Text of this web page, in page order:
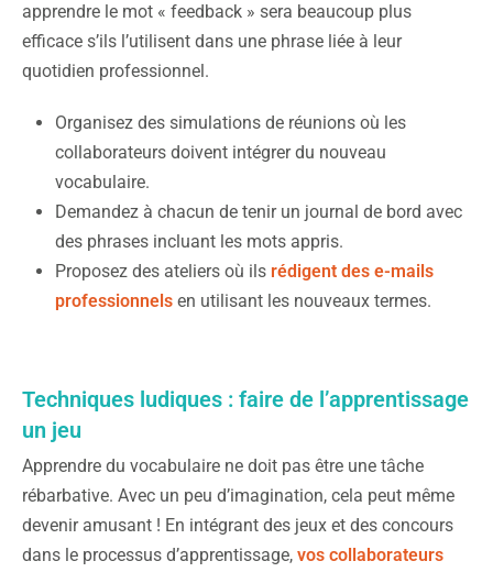
apprendre le mot « feedback » sera beaucoup plus
efficace s’ils l’utilisent dans une phrase liée à leur
quotidien professionnel.
Organisez des simulations de réunions où les
collaborateurs doivent intégrer du nouveau
vocabulaire.
Demandez à chacun de tenir un journal de bord avec
des phrases incluant les mots appris.
Proposez des ateliers où ils rédigent des e-mails
professionnels en utilisant les nouveaux termes.
Techniques ludiques : faire de l’apprentissage
un jeu
Apprendre du vocabulaire ne doit pas être une tâche
rébarbative. Avec un peu d’imagination, cela peut même
devenir amusant ! En intégrant des jeux et des concours
dans le processus d’apprentissage, vos collaborateurs